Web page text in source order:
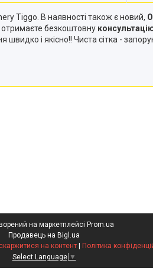
Tiggo. В наявності також є новий,
безкоштовну
і якісно!! Чиста сітка -
на маркетплейсі Prom.ua
Продавець на Bigl.ua
на контент
Політика
Select Language ▼